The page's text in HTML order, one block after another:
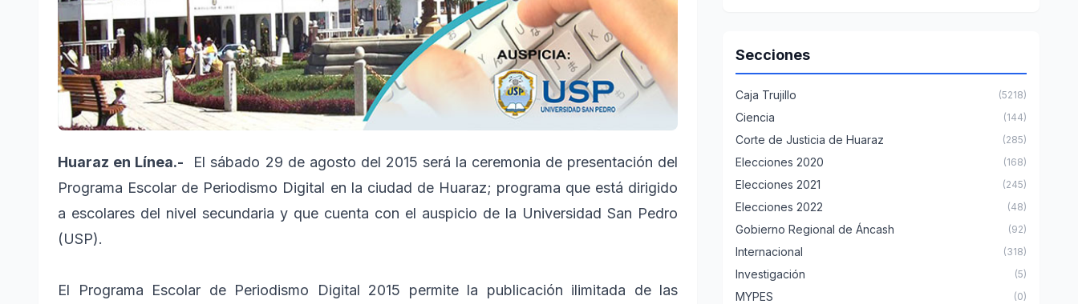
Huaraz en Línea.- El sábado 29 de agosto del 2015 será la ceremonia de presentación del
Programa Escolar de Periodismo Digital en la ciudad de Huaraz; programa que está dirigido
a escolares del nivel secundaria y que cuenta con el auspicio de la Universidad San Pedro
(USP).
El Programa Escolar de Periodismo Digital 2015 permite la publicación ilimitada de las
Secciones
Caja Trujillo (5218)
Ciencia (144)
Corte de Justicia de Huaraz (285)
Elecciones 2020 (168)
Elecciones 2021 (245)
Elecciones 2022 (48)
Gobierno Regional de Áncash (92)
Internacional (318)
Investigación (5)
MYPES (0)